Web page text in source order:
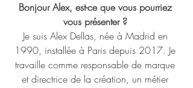
Bonjour Alex, est-ce que vous pourriez
vous présenter ?
Je suis Alex Dellas, née à Madrid en
1990, installée à Paris depuis 2017. Je
travaille comme responsable de marque
et directrice de la création, un métier